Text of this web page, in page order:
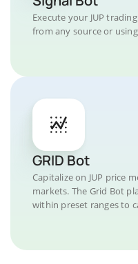
Execute your JUP
from any source or
GRID Bot
Capitalize on JUP price
markets. The Grid Bot
within preset ranges to